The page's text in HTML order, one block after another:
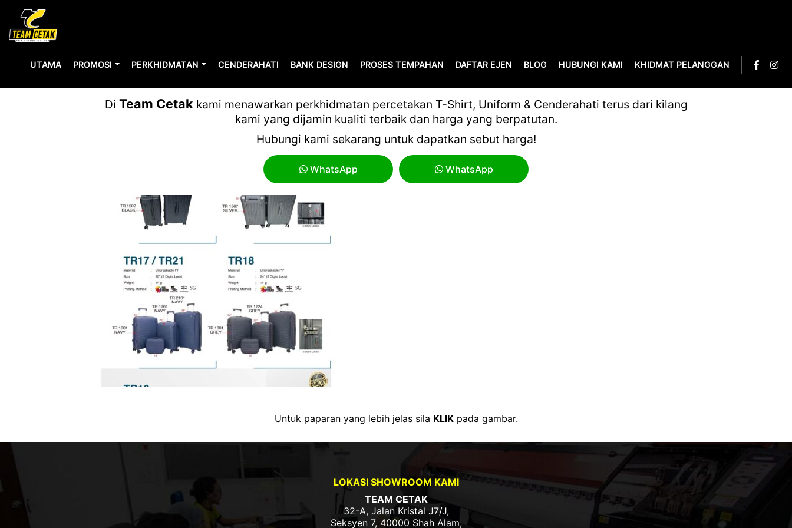
UTAMA PROMOSI PERKHIDMATAN CENDERAHATI BANK DESIGN PROSES TEMPAHAN DAFTAR EJEN BLOG HUBUNGI KAMI KHIDMAT PELANGGAN
Di Team Cetakkami menawarkan perkhidmatan percetakan T-Shirt, Uniform & Cenderahati terus dari kilang
kami yang dijamin kualiti terbaik dan harga yang berpatutan.
Hubungi kami sekarang untuk dapatkan sebut harga!
WhatsApp WhatsApp
Untuk paparan yang lebih jelas sila KLIKpada gambar.
LOKASI SHOWROOM KAMI
TEAM CETAK
32-A, Jalan Kristal J7/J,
Seksyen 7, 40000 Shah Alam,